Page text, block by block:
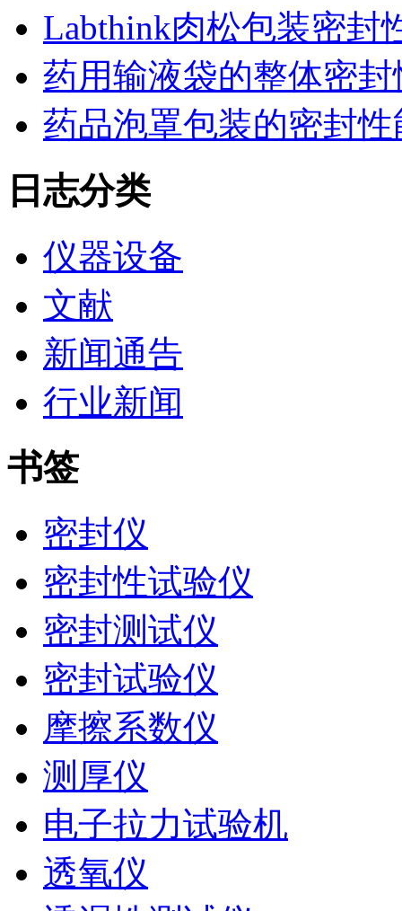
Labthink肉松包装密封
药用输液袋的整体密
药品泡罩包装的密封
日志分类
仪器设备
文献
新闻通告
行业新闻
书签
密封仪
密封性试验仪
密封测试仪
密封试验仪
摩擦系数仪
测厚仪
电子拉力试验机
透氧仪